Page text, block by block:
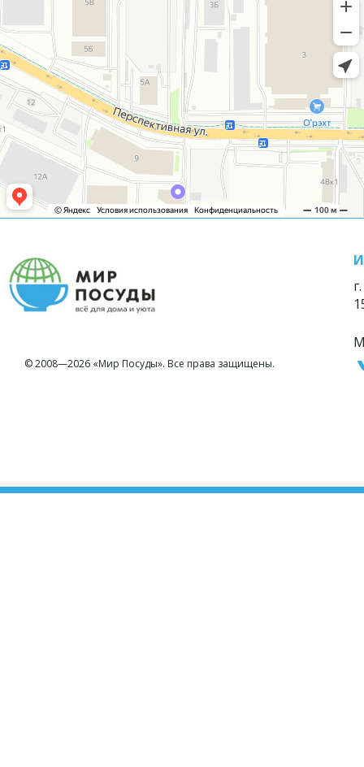
© 2008—2026 «Мир Посуды». Все права защищены.